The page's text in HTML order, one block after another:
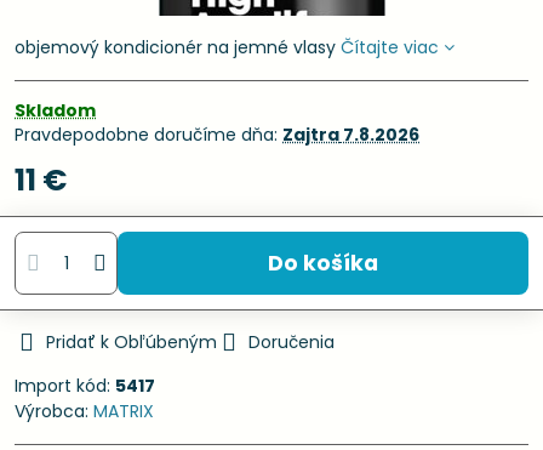
objemový kondicionér na jemné vlasy Čítajte viac
Skladom
Pravdepodobne doručíme dňa: Zajtra7.8.2026
11 €
Do košíka
Pridať k Obľúbeným
Doručenia
Import kód: 5417
Výrobca: MATRIX